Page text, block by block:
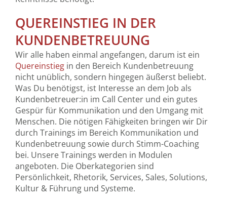
QUEREINSTIEG IN DER
KUNDENBETREUUNG
Wir alle haben einmal angefangen, darum ist ein
Quereinstiegin den Bereich Kundenbetreuung
nicht unüblich, sondern hingegen äußerst beliebt.
Was Du benötigst, ist Interesse an dem Job als
Kundenbetreuer:in im Call Center und ein gutes
Gespür für Kommunikation und den Umgang mit
Menschen. Die nötigen Fähigkeiten bringen wir Dir
durch Trainings im Bereich Kommunikation und
Kundenbetreuung sowie durch Stimm-Coaching
bei. Unsere Trainings werden in Modulen
angeboten. Die Oberkategorien sind
Persönlichkeit, Rhetorik, Services, Sales, Solutions,
Kultur & Führung und Systeme.